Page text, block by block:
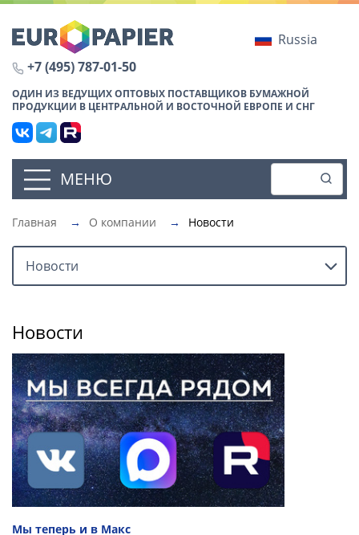
Russia
+7 (495) 787-01-50
ОДИН ИЗ ВЕДУЩИХ ОПТОВЫХ ПОСТАВЩИКОВ БУМАЖНОЙ
ПРОДУКЦИИ В ЦЕНТРАЛЬНОЙ И ВОСТОЧНОЙ ЕВРОПЕ И СНГ
МЕНЮ
Главная → О компании → Новости
Новости
Новости
Мы теперь и в Макс